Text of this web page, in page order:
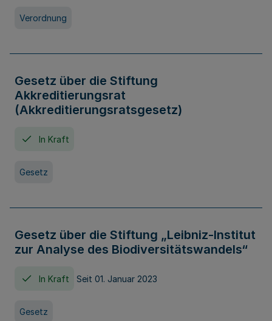
Verordnung
Gesetz über die Stiftung
Akkreditierungsrat
(Akkreditierungsratsgesetz)
In Kraft
Gesetz
Gesetz über die Stiftung „Leibniz-Institut
zur Analyse des Biodiversitätswandels“
In Kraft Seit 01. Januar 2023
Gesetz